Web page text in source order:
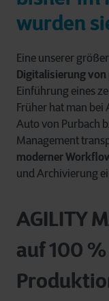
wurden
Eine unserer
Digitalisierung von
Einführung eines
Früher hat man
Auto von Purbach
Management
moderner
und Archivierung
AGILITY
auf 100